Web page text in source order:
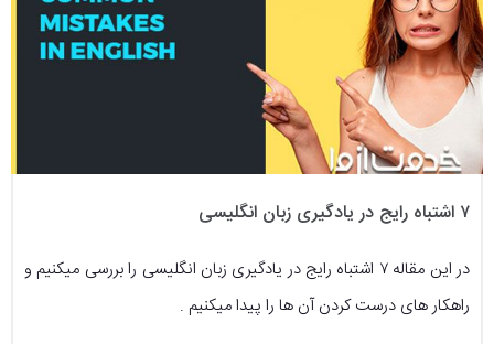
۷ اشتباه رایج در یادگیری زبان انگلیسی
در این مقاله ۷ اشتباه رایج در یادگیری زبان انگلیسی را بررسی میکنیم و
راهکار های درست کردن آن ها را پیدا میکنیم .